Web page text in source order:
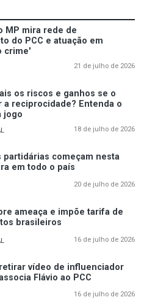
MP mira rede de
do PCC e atuação em
crime'
21 de julho de 2026
os riscos e ganhos se o
a reciprocidade? Entenda o
jogo
18 de julho de 2026
partidárias começam nesta
em todo o país
20 de julho de 2026
ameaça e impõe tarifa de
brasileiros
16 de julho de 2026
vídeo de influenciador
Flávio ao PCC
16 de julho de 2026